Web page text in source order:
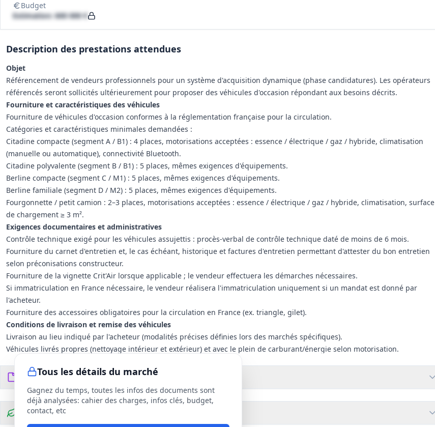
Budget
Estimation: 600 000 €
Description des prestations attendues
Objet
Référencement de vendeurs professionnels pour un système d'acquisition dynamique (phase candidatures). Les opérateurs
référencés seront sollicités ultérieurement pour proposer des véhicules d'occasion répondant aux besoins décrits.
Fourniture et caractéristiques des véhicules
Fourniture de véhicules d'occasion conformes à la réglementation française pour la circulation.
Catégories et caractéristiques minimales demandées :
Citadine compacte (segment A / B1) : 4 places, motorisations acceptées : essence / électrique / gaz / hybride, climatisation
(manuelle ou automatique), connectivité Bluetooth.
Citadine polyvalente (segment B / B1) : 5 places, mêmes exigences d'équipements.
Berline compacte (segment C / M1) : 5 places, mêmes exigences d'équipements.
Berline familiale (segment D / M2) : 5 places, mêmes exigences d'équipements.
Fourgonnette / petit camion : 2–3 places, motorisations acceptées : essence / électrique / gaz / hybride, climatisation, surface
de chargement ≥ 3 m².
Exigences documentaires et administratives
Contrôle technique exigé pour les véhicules assujettis : procès‑verbal de contrôle technique daté de moins de 6 mois.
Fourniture du carnet d'entretien et, le cas échéant, historique et factures d'entretien permettant d'attester du bon entretien
selon préconisations constructeur.
Fourniture de la vignette Crit'Air lorsque applicable ; le vendeur effectuera les démarches nécessaires.
Si immatriculation en France nécessaire, le vendeur réalisera l'immatriculation uniquement si un mandat est donné par
l'acheteur.
Fourniture des accessoires obligatoires pour la circulation en France (ex. triangle, gilet).
Conditions de livraison et remise des véhicules
Livraison au lieu indiqué par l'acheteur (modalités précises définies lors des marchés spécifiques).
Véhicules livrés propres (nettoyage intérieur et extérieur) et avec le plein de carburant/énergie selon motorisation.
prévues).
Garantie, assurances et responsabilités
Garantie minimale nationale pièces et main‑d'œuvre : 6 mois à compter de la date de livraison (possibilité d'offrir des
garanties complémentaires).
Assurance en responsabilité civile professionnelle couvrant au minimum le risque lié à la vente.
Tous les détails du marché
Gagnez du temps, toutes les infos des documents sont
déjà analysées: cahier des charges, infos clés, budget,
contact, etc
Documents du DCE 5fichiers
Clauses environnementales